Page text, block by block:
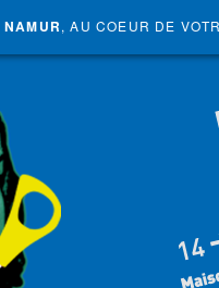
NAMUR, AU COEUR DE